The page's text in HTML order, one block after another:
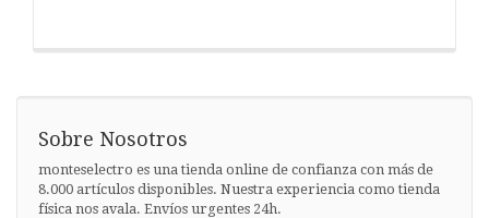
Sobre Nosotros
monteselectro es una tienda online de confianza con más de
8.000 artículos disponibles. Nuestra experiencia como tienda
física nos avala. Envíos urgentes 24h.